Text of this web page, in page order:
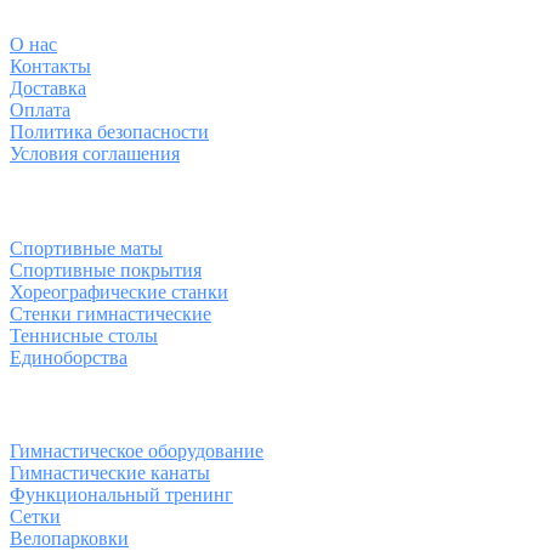
О нас
Контакты
Доставка
Оплата
Политика безопасности
Условия соглашения
Спортивные маты
Спортивные покрытия
Хореографические станки
Стенки гимнастические
Теннисные столы
Единоборства
Гимнастическое оборудование
Гимнастические канаты
Функциональный тренинг
Сетки
Велопарковки